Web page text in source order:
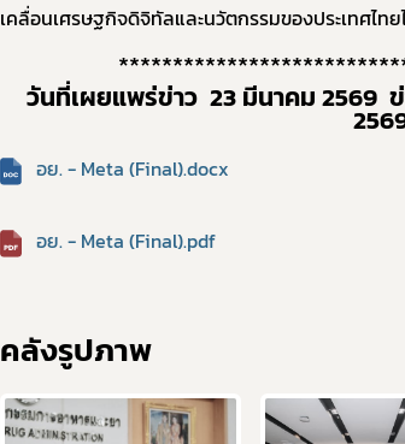
เคลื่อนเศรษฐกิจดิจิทัลและนวัตกรรมของประเทศไท
วันที่เผยแพร่ข่าว 23 มีนาคม 2569
อย. - Meta (Final).docx
อย. - Meta (Final).pdf
คลังรูปภาพ